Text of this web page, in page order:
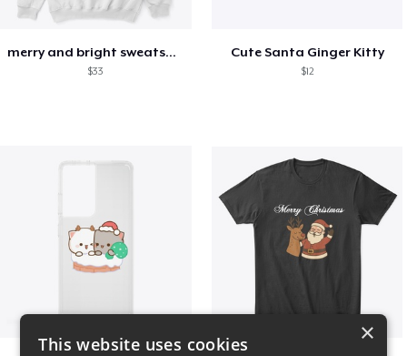
merry and bright sweatshirt christmas
$33
Cute Santa Ginger Kitty
$12
×
This website uses cookies